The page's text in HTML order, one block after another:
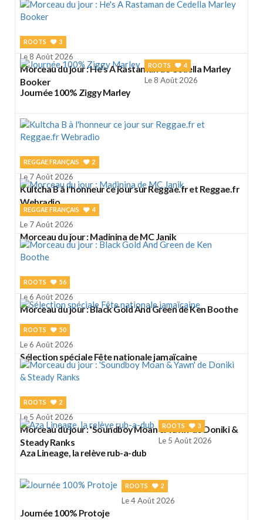
ROOTS 3
Le 8 Août 2026
Morceau du jour : He's A Rastaman de Cedella Marley
Booker
ROOTS 4
Le 8 Août 2026
Journée 100% Ziggy Marley
REGGAE FRANÇAIS 2
Le 7 Août 2026
Kultcha B à l'honneur ce jour sur Reggae.fr et Reggae.fr
Webradio
REGGAE FRANÇAIS 4
Le 7 Août 2026
Morceau du jour : Madinina de MC Janik
ROOTS 56
Le 6 Août 2026
Morceau du jour : Black Gold And Green de Ken Boothe
ROOTS 50
Le 6 Août 2026
Sélection spéciale Fête nationale jamaïcaine
ROOTS 2
Le 5 Août 2026
Morceau du jour : 'Soundboy Moan & Yawn' de Doniki &
Steady Ranks
ROOTS 3
Le 5 Août 2026
Aza Lineage, la relève rub-a-dub
ROOTS 2
Le 4 Août 2026
Journée 100% Protoje